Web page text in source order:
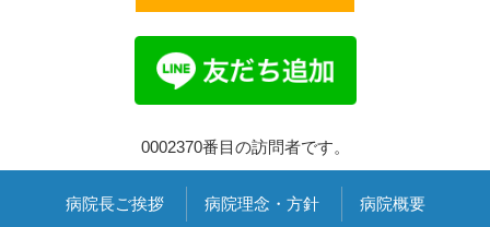
0002370番目の訪問者です。
病院長ご挨拶 病院理念・方針 病院概要